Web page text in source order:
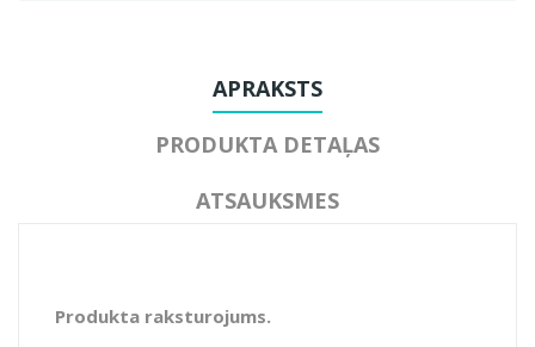
APRAKSTS
PRODUKTA DETAĻAS
ATSAUKSMES
Produkta raksturojums.